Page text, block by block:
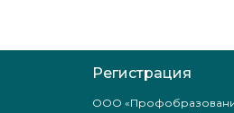
Регистрация
ООО